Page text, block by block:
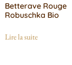
Betterave Rouge
Robuschka Bio
Lire la suite